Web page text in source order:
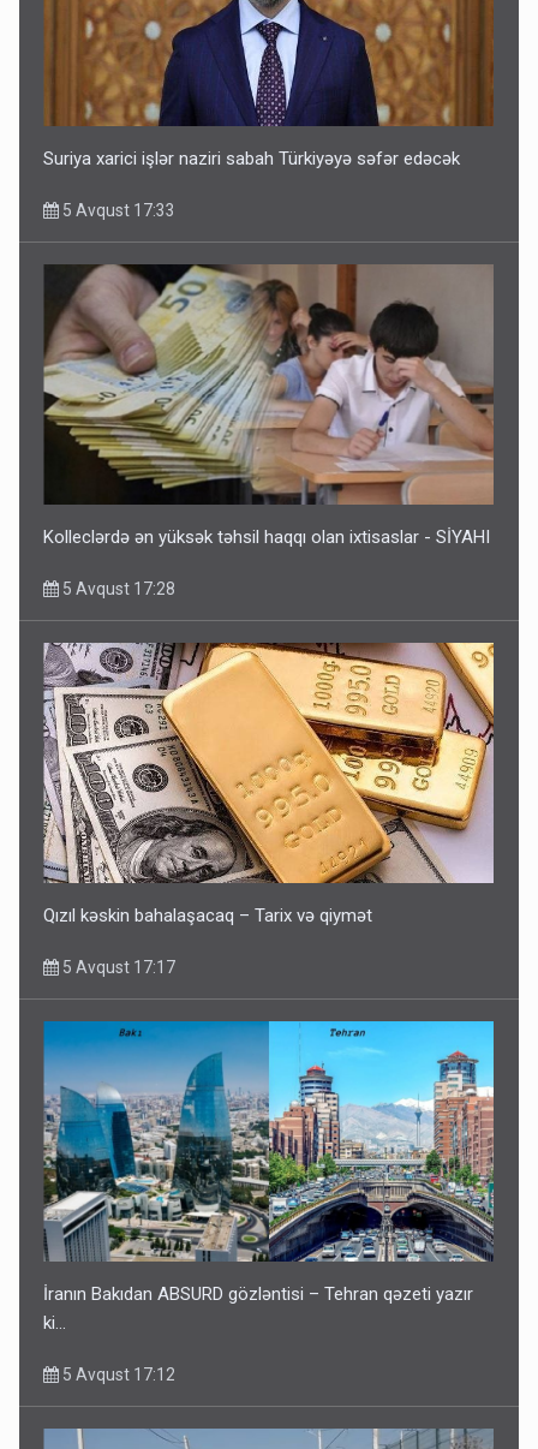
Suriya xarici işlər naziri sabah Türkiyəyə səfər edəcək
5 Avqust 17:33
Kolleclərdə ən yüksək təhsil haqqı olan ixtisaslar - SİYAHI
5 Avqust 17:28
Qızıl kəskin bahalaşacaq – Tarix və qiymət
5 Avqust 17:17
İranın Bakıdan ABSURD gözləntisi – Tehran qəzeti yazır
ki…
5 Avqust 17:12